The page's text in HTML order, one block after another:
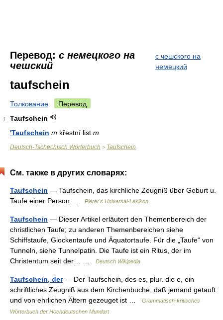
Перевод: с немецкого на
чешский
с чешского на
немецкий
taufschein
Толкование Перевод
1
Taufschein
'Taufschein m křestní list m
Deutsch-Tschechisch Wörterbuch > Taufschein
См. также в других словарях:
Taufschein — Taufschein, das kirchliche Zeugniß über Geburt u.
Taufe einer Person …
Pierer's Universal-Lexikon
Taufschein — Dieser Artikel erläutert den Themenbereich der
christlichen Taufe; zu anderen Themenbereichen siehe
Schiffstaufe, Glockentaufe und Äquatortaufe. Für die „Taufe“ von
Tunneln, siehe Tunnelpatin. Die Taufe ist ein Ritus, der im
Christentum seit der… …
Deutsch Wikipedia
Taufschein, der— Der Taufschein, des es, plur. die e, ein
schriftliches Zeugniß aus dem Kirchenbuche, daß jemand getauft
und von ehrlichen Ältern gezeuget ist …
Grammatisch-kritisches
Wörterbuch der Hochdeutschen Mundart